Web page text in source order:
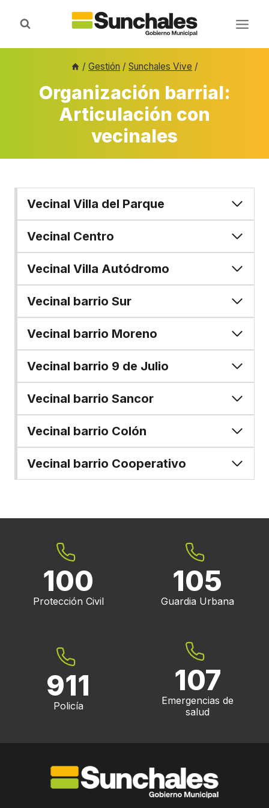
/ Gestión / Sunchales Vive /
Organización barrial:
Articulación con
vecinales
Vecinal Villa del Parque
Vecinal Centro
Vecinal Villa Autódromo
Vecinal barrio Sur
Vecinal barrio Moreno
Vecinal barrio 9 de Julio
Vecinal barrio Sancor
Vecinal barrio Colón
Vecinal barrio Cooperativo
100
Protección Civil
105
Guardia Urbana
911
Policía
107
Emergencias de
salud